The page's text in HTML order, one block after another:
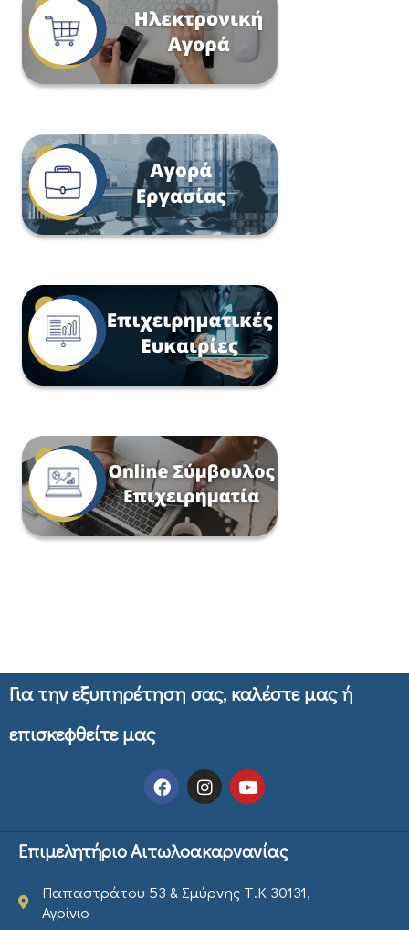
Για την εξυπηρέτηση σας, καλέστε μας ή
επισκεφθείτε μας
Επιμελητήριο Αιτωλοακαρνανίας
Παπαστράτου 53 & Σμύρνης Τ.Κ 30131,
Αγρίνιο